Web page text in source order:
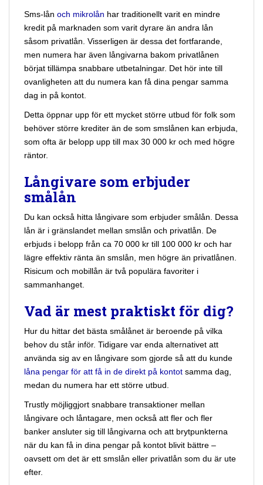
Sms-lån och mikrolån har traditionellt varit en mindre
kredit på marknaden som varit dyrare än andra lån
såsom privatlån. Visserligen är dessa det fortfarande,
men numera har även långivarna bakom privatlånen
börjat tillämpa snabbare utbetalningar. Det hör inte till
ovanligheten att du numera kan få dina pengar samma
dag in på kontot.
Detta öppnar upp för ett mycket större utbud för folk som
behöver större krediter än de som smslånen kan erbjuda,
som ofta är belopp upp till max 30 000 kr och med högre
räntor.
Långivare som erbjuder
smålån
Du kan också hitta långivare som erbjuder smålån. Dessa
lån är i gränslandet mellan smslån och privatlån. De
erbjuds i belopp från ca 70 000 kr till 100 000 kr och har
lägre effektiv ränta än smslån, men högre än privatlånen.
Risicum och mobillån är två populära favoriter i
sammanhanget.
Vad är mest praktiskt för dig?
Hur du hittar det bästa smålånet är beroende på vilka
behov du står inför. Tidigare var enda alternativet att
använda sig av en långivare som gjorde så att du kunde
låna pengar för att få in de direkt på kontot samma dag,
medan du numera har ett större utbud.
Trustly möjliggjort snabbare transaktioner mellan
långivare och låntagare, men också att fler och fler
banker ansluter sig till långivarna och att brytpunkterna
när du kan få in dina pengar på kontot blivit bättre –
oavsett om det är ett smslån eller privatlån som du är ute
efter.